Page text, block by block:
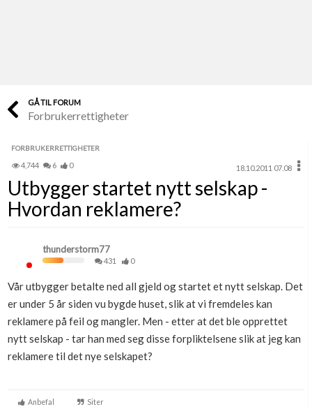
Finn håndverkere
Papirer som mangler
Skaff dokumentasjon som mangler
Se din bolig? Klikk her
Boligmappa+
Få mer ut av Boligmappa
GÅ TIL FORUM
Forbrukerrettigheter
FORBRUKERRETTIGHETER
4,744 6 0 18.10.2011 07.08
Utbygger startet nytt selskap -
Hvordan reklamere?
thunderstorm77
431 0
Vår utbygger betalte ned all gjeld og startet et nytt selskap. Det
er under 5 år siden vu bygde huset, slik at vi fremdeles kan
reklamere på feil og mangler. Men - etter at det ble opprettet
nytt selskap - tar han med seg disse forpliktelsene slik at jeg kan
reklamere til det nye selskapet?
Anbefal Siter